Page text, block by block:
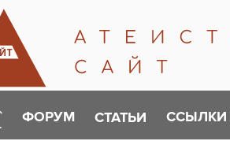
ФОРУМ СТАТЬИ ССЫЛКИ